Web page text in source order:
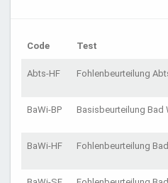
Code Test
Abts-HF Fohlenbeurteilung
BaWi-BP Basisbeurteilung Bad
BaWi-HF Fohlenbeurteilung